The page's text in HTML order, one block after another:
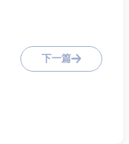
下一篇